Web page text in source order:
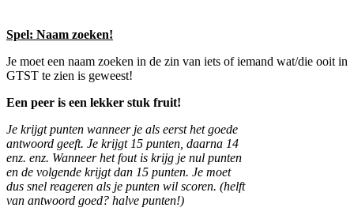
Spel: Naam zoeken!
Je moet een naam zoeken in de zin van iets of iemand wat/die ooit in
GTST te zien is geweest!
Een peer is een lekker stuk fruit!
Je krijgt punten wanneer je als eerst het goede
antwoord geeft. Je krijgt 15 punten, daarna 14
enz. enz. Wanneer het fout is krijg je nul punten
en de volgende krijgt dan 15 punten. Je moet
dus snel reageren als je punten wil scoren. (helft
van antwoord goed? halve punten!)